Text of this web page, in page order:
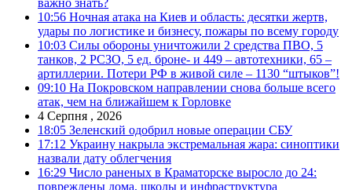
10:56 Ночная атака на Киев и область: десятки жертв,
удары по логистике и бизнесу, пожары по всему городу
10:03 Силы обороны уничтожили 2 средства ПВО, 5
танков, 2 РСЗО, 5 ед. броне- и 449 – автотехники, 65 –
артиллерии. Потери РФ в живой силе – 1130 “штыков”!
09:10 На Покровском направлении снова больше всего
атак, чем на ближайшем к Горловке
4 Серпня , 2026
18:05 Зеленский одобрил новые операции СБУ
17:12 Украину накрыла экстремальная жара: синоптики
назвали дату облегчения
16:29 Число раненых в Краматорске выросло до 24:
повреждены дома, школы и инфраструктура